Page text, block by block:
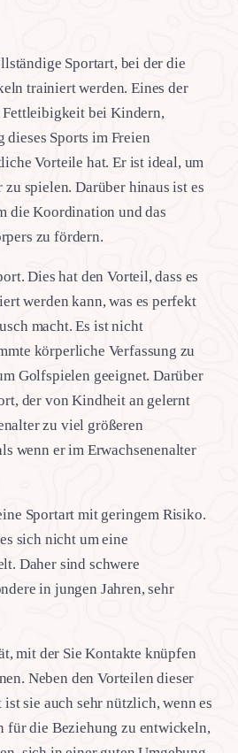
Sportart, bei der die
trainiert werden. Eines der
Fettleibigkeit bei Kindern,
dieses Sports im Freien
Vorteile hat. Er ist ideal, um
spielen. Darüber hinaus ist es
die Koordination und das
zu fördern.
Dies hat den Vorteil, dass es
werden kann, was es perfekt
macht. Es ist nicht
körperliche Verfassung zu
Golfspielen geeignet. Darüber
der von Kindheit an gelernt
zu viel größeren
wenn er im Erwachsenenalter
Sportart mit geringem Risiko.
sich nicht um eine
Daher sind schwere
in jungen Jahren, sehr
mit der Sie Kontakte knüpfen
Neben den Vorteilen dieser
sie auch sehr nützlich, wenn es
für die Beziehung zu entwickeln,